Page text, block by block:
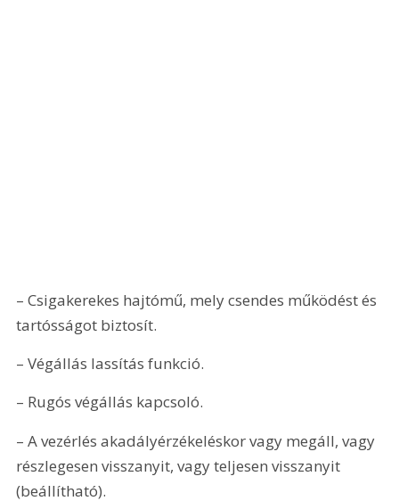
– Csigakerekes hajtómű, mely csendes működést és
tartósságot biztosít.
– Végállás lassítás funkció.
– Rugós végállás kapcsoló.
– A vezérlés akadályérzékeléskor vagy megáll, vagy
részlegesen visszanyit, vagy teljesen visszanyit
(beállítható).